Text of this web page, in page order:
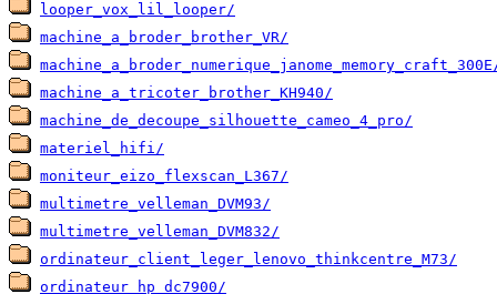
looper_vox_lil_looper/
machine_a_broder_brother_VR/
machine_a_tricoter_brother_KH940/
machine_de_decoupe_silhouette_cameo_4_pro/
materiel_hifi/
moniteur_eizo_flexscan_L367/
multimetre_velleman_DVM93/
multimetre_velleman_DVM832/
ordinateur_client_leger_lenovo_thinkcentre_M73/
ordinateur_hp_dc7900/